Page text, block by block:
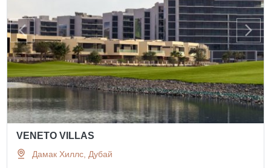
VENETO VILLAS
Дамак Хиллс, Дубай